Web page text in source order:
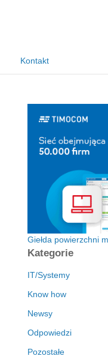
Kontakt
Giełda powierzchni
Kategorie
IT/Systemy
Know how
Newsy
Odpowiedzi
Pozostałe